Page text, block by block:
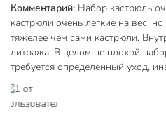
Совместимые плиты
Особенности
Комментарий: Набор кастрюль
кастрюли очень легкие на вес,
тяжелее чем сами кастрюли.
литража. В целом не плохой
требуется определенный уход,